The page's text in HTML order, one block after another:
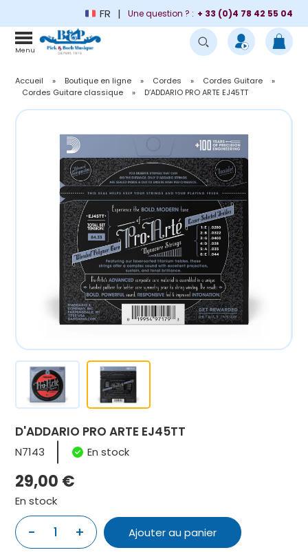
FR Une question ? : + 33 (0)4 78 42 55 04
Menu
Accueil » Boutique en ligne » Cordes » Cordes Guitare
»
Cordes Guitare classique
» D’ADDARIO PRO ARTE EJ45TT
D'ADDARIO PRO ARTE EJ45TT
N7143 En stock
29,00 €
En stock
- + Ajouter au panier